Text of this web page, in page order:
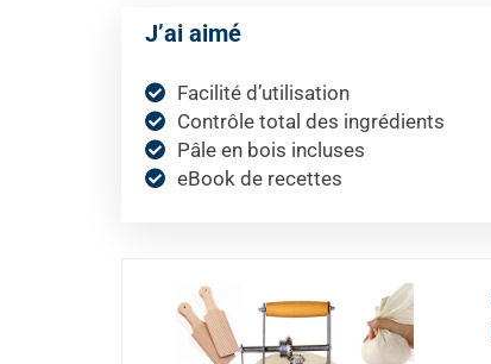
J’ai aimé
Facilité d’utilisation
Contrôle total des ingrédients
Pâle en bois incluses
eBook de recettes